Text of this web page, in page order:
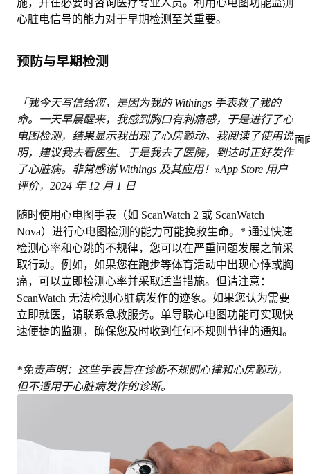
面
施，并在必要时咨询医疗专业人员。利用心电图功能监测
心脏电信号的能力对于早期检测至关重要。
预防与早期检测
「我今天写信给您，是因为我的 Withings 手表救了我的
命。一天早晨醒来，我感到胸口有刺痛感，于是进行了心
电图检测，结果显示我出现了心房颤动。我阅读了使用说
明，建议我去看医生。于是我去了医院，到达时正好发作
了心脏病。非常感谢 Withings 及其应用！»App Store 用户
评价，2024 年 12 月 1 日
随时使用心电图手表（如 ScanWatch 2 或 ScanWatch
Nova）进行心电图检测的能力可能挽救生命。* 通过快速
检测心率和心跳的不规律，您可以在严重问题发展之前采
取行动。例如，如果您在跑步等体育活动中出现心悸或胸
痛，可以立即检测心率并采取适当措施。但请注意：
ScanWatch 无法检测心脏病发作的迹象。如果您认为需要
立即就医，请联系急救服务。单导联心电图功能可实现快
速便捷的监测，确保您及时收到任何不规则节律的通知。
*免责声明：这些手表旨在诊断不规则心律和心房颤动，
但不适用于心脏病发作的诊断。